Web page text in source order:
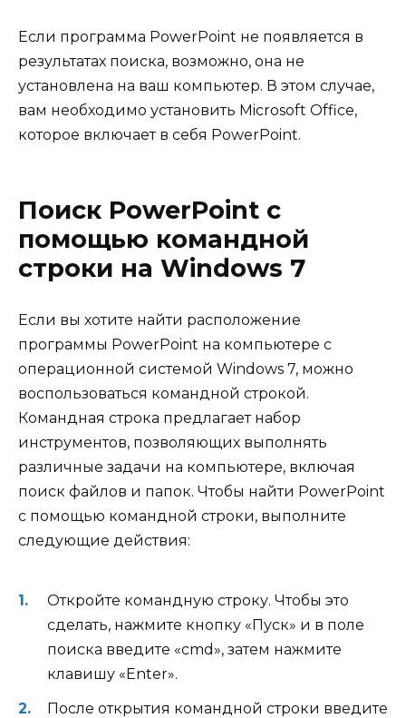
Если программа PowerPoint не появляется в
результатах поиска, возможно, она не
установлена на ваш компьютер. В этом случае,
вам необходимо установить Microsoft Office,
которое включает в себя PowerPoint.
Поиск PowerPoint с
помощью командной
строки на Windows 7
Если вы хотите найти расположение
программы PowerPoint на компьютере с
операционной системой Windows 7, можно
воспользоваться командной строкой.
Командная строка предлагает набор
инструментов, позволяющих выполнять
различные задачи на компьютере, включая
поиск файлов и папок. Чтобы найти PowerPoint
с помощью командной строки, выполните
следующие действия:
Откройте командную строку. Чтобы это
сделать, нажмите кнопку «Пуск» и в поле
поиска введите «cmd», затем нажмите
клавишу «Enter».
После открытия командной строки введите